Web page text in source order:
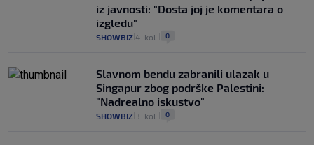
iz javnosti: "Dosta joj je komentara o
izgledu"
SHOWBIZ 4. kol. 0
Slavnom bendu zabranili ulazak u
Singapur zbog podrške Palestini:
"Nadrealno iskustvo"
SHOWBIZ 3. kol. 0